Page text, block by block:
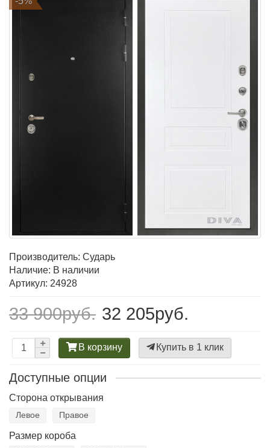
Производитель: Сударь
Наличие: В наличии
Артикул: 24928
33 900руб. 32 205руб.
В корзину Купить в 1 клик
Доступные опции
Сторона открывания
Левое Правое
Размер короба